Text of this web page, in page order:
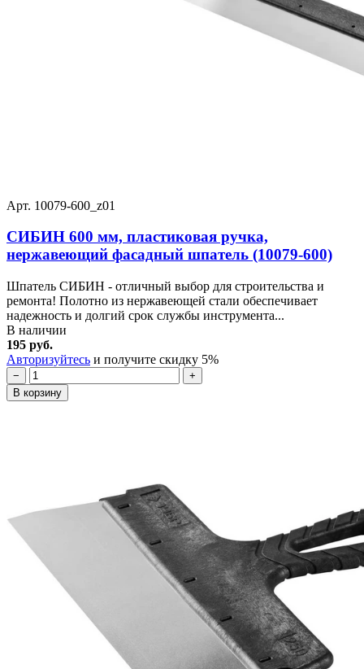
Арт. 10079-600_z01
СИБИН 600 мм, пластиковая ручка,
нержавеющий фасадный шпатель (10079-600)
Шпатель СИБИН - отличный выбор для строительства и
ремонта! Полотно из нержавеющей стали обеспечивает
надежность и долгий срок службы инструмента...
В наличии
195 руб.
Авторизуйтесь и получите скидку 5%
−
+
В корзину